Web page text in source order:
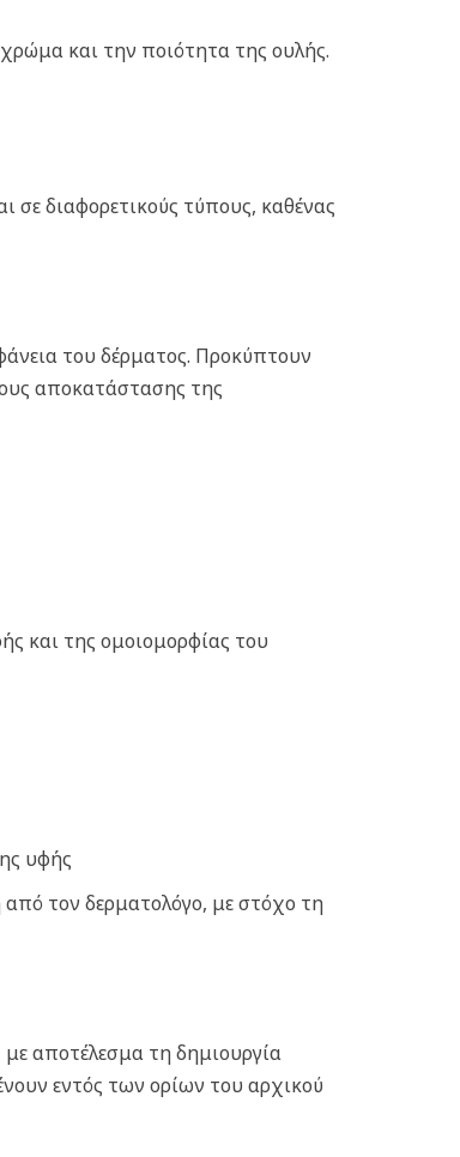
και την ποιότητα της ουλής.
σε διαφορετικούς τύπους, καθένας
του δέρματος. Προκύπτουν
αποκατάστασης της
και της ομοιομορφίας του
υφής
από τον δερματολόγο, με στόχο τη
αποτέλεσμα τη δημιουργία
εντός των ορίων του αρχικού